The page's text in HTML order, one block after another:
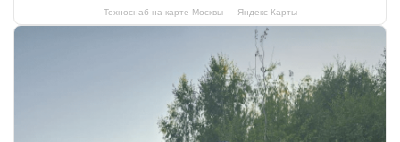
Техноснаб на карте Москвы — Яндекс Карты